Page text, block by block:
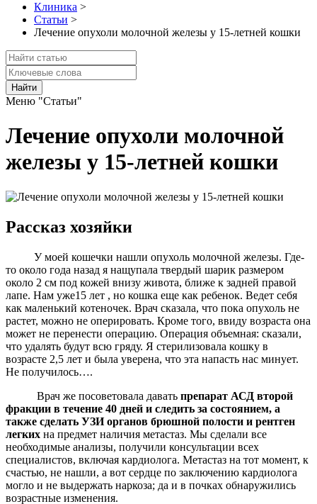
Клиника >
Статьи >
Лечение опухоли молочной железы у 15-летней кошки
Найти
Меню "Статьи"
Лечение опухоли молочной
железы у 15-летней кошки
Рассказ хозяйки
У моей кошечки нашли опухоль молочной железы. Где-
то около года назад я нащупала твердый шарик размером
около 2 см под кожей внизу живота, ближе к задней правой
лапе. Нам уже15 лет , но кошка еще как ребенок. Ведет себя
как маленький котеночек. Врач сказала, что пока опухоль не
растет, можно не оперировать. Кроме того, ввиду возраста она
может не перенести операцию. Операция объемная: сказали,
что удалять будут всю гряду. Я стерилизовала кошку в
возрасте 2,5 лет и была уверена, что эта напасть нас минует.
Не получилось….
Врач же посоветовала давать препарат АСД второй
фракции в течение 40 дней и следить за состоянием, а
также сделать УЗИ органов брюшной полости и рентген
легких на предмет наличия метастаз. Мы сделали все
необходимые анализы, получили консультации всех
специалистов, включая кардиолога. Метастаз на тот момент, к
счастью, не нашли, а вот сердце по заключению кардиолога
могло и не выдержать наркоза; да и в почках обнаружились
возрастные изменения.